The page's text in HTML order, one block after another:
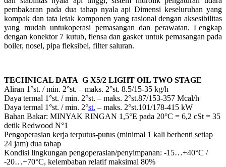
pembakaran pada dua tahap nyala api Dimensi keseluruhan yang
kompak dan tata letak komponen yang rasional dengan aksesibilitas
yang mudah untukoperasi pemasangan dan perawatan. Lengkap
dengan konektor 7 kutub, flensa dan gasket untuk pemasangan pada
boiler, nosel, pipa fleksibel, filter saluran.
TECHNICAL DATA G X5/2 LIGHT OIL TWO STAGE
Aliran 1°st. / min. 2°st. – maks. 2°st. 8.5/15-35 kg/h
Daya termal 1°st. / min. 2°st. – maks. 2°st.87/153-357 Mcal/h
Daya termal 1°st. / min. 2°st. – maks. 2°st.101/178-415 kW
Bahan Bakar: MINYAK RINGAN 1,5°E pada 20°C = 6,2 cSt = 35
detik Redwood N°1
Pengoperasian kerja terputus-putus (minimal 1 kali berhenti setiap
24 jam) dua tahap
Kondisi lingkungan pengoperasian/penyimpanan: -15…+40°C /
-20…+70°C, kelembaban relatif maksimal 80%